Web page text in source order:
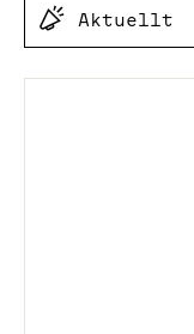
Aktuellt